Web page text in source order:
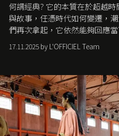
何謂經典? 它的本質在於超越
與故事，任憑時代如何變遷，
們再次拿起，它依然能夠回應
手袋更是這樣存在，自問世至
位。如果說每個女生的第一個夢
愛它的雋永與優雅。那麼這個
甚麼取名叫 2.55 ？今天就由《
歲月，回顧 2.55 的誕生故事。
17.11.2025 by L'OFFICIEL Team